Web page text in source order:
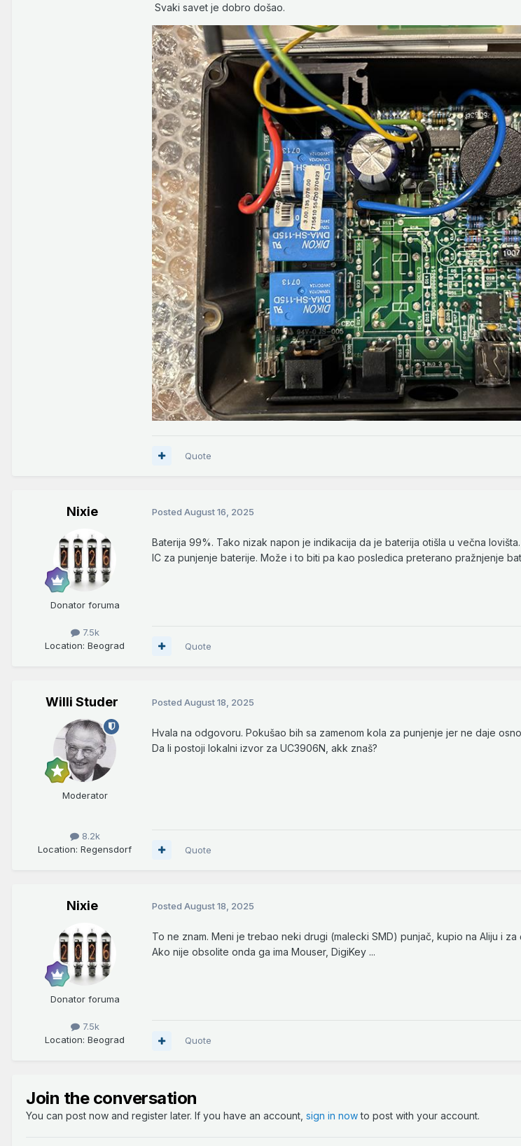
Svaki savet je dobro došao.
Quote
Nixie
Donator foruma
7.5k
Location: Beograd
Posted August 16, 2025
Baterija 99%. Tako nizak napon je indikacija da je baterija otišla u večna
IC za punjenje baterije. Može i to biti pa kao posledica preterano pražnjenje
Quote
Willi Studer
Moderator
8.2k
Location: Regensdorf
Posted August 18, 2025
Hvala na odgovoru. Pokušao bih sa zamenom kola za punjenje jer ne daje
Da li postoji lokalni izvor za UC3906N, akk znaš?
Quote
Nixie
Donator foruma
7.5k
Location: Beograd
Posted August 18, 2025
To ne znam. Meni je trebao neki drugi (malecki SMD) punjač, kupio na Aliju i
Ako nije obsolite onda ga ima Mouser, DigiKey ...
Quote
Join the conversation
You can post now and register later. If you have an account, sign in nowto post with your account.